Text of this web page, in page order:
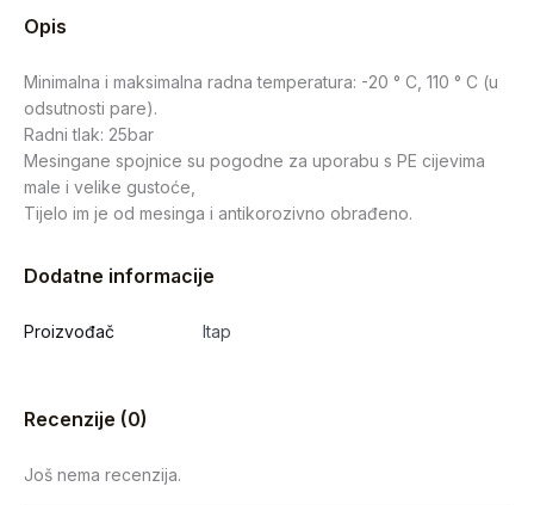
Opis
Minimalna i maksimalna radna temperatura: -20 ° C, 110 ° C (u
odsutnosti pare).
Radni tlak: 25bar
Mesingane spojnice su pogodne za uporabu s PE cijevima
male i velike gustoće,
Tijelo im je od mesinga i antikorozivno obrađeno.
Dodatne informacije
Proizvođač Itap
Recenzije (0)
Još nema recenzija.